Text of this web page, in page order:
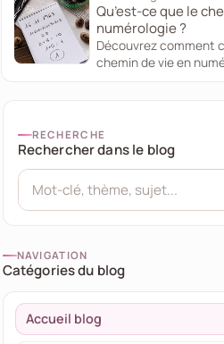
Qu’est-ce que le
numérologie ?
Découvrez comment
chemin de vie en
RECHERCHE
Rechercher dans le blog
NAVIGATION
Catégories du blog
Accueil blog